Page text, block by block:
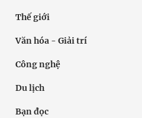
Thế giới
Văn hóa - Giải trí
Công nghệ
Du lịch
Bạn đọc